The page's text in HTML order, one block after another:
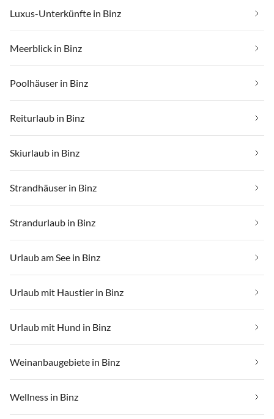
Luxus-Unterkünfte in Binz
Meerblick in Binz
Poolhäuser in Binz
Reiturlaub in Binz
Skiurlaub in Binz
Strandhäuser in Binz
Strandurlaub in Binz
Urlaub am See in Binz
Urlaub mit Haustier in Binz
Urlaub mit Hund in Binz
Weinanbaugebiete in Binz
Wellness in Binz